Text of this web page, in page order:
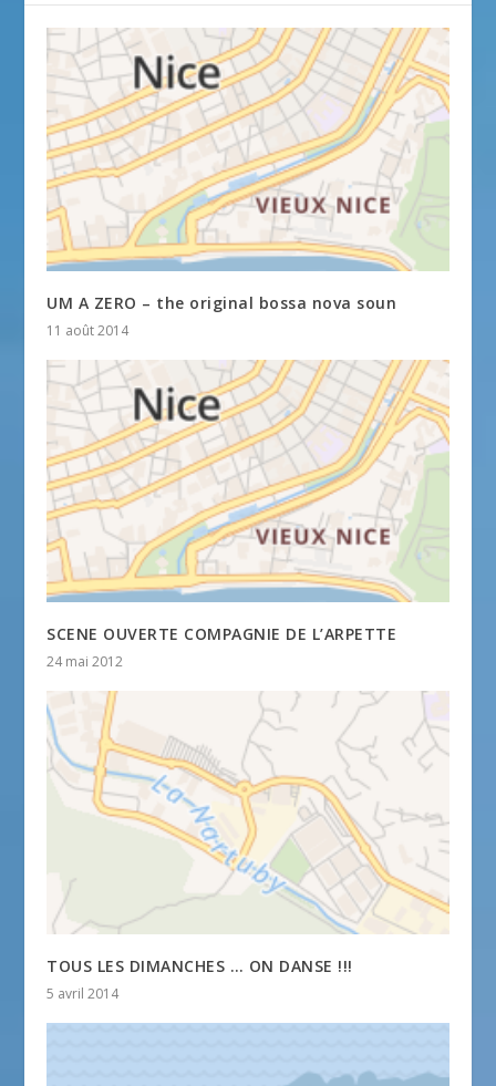
UM A ZERO – the original bossa nova soun
11 août 2014
SCENE OUVERTE COMPAGNIE DE L’ARPETTE
24 mai 2012
TOUS LES DIMANCHES … ON DANSE !!!
5 avril 2014